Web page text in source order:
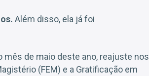
Além disso, ela já foi
mês de maio deste ano, reajuste nos
(FEM) e a Gratificação em